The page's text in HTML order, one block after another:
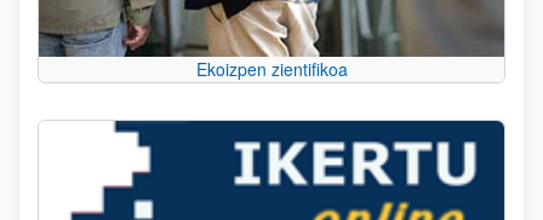
Ekoizpen zientifikoa